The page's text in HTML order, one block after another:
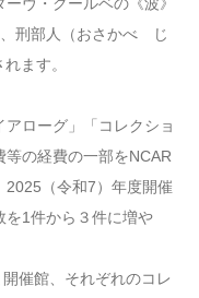
刑部人（おさかべ じ
ます。
ローグ」「コレクショ
の経費の一部をNCAR
2025（令和7）年度開催
を1件から３件に増や
催館、それぞれのコレ